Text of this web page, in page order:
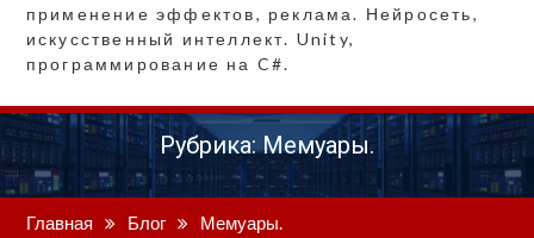
применение эффектов, реклама. Нейросеть,
искусственный интеллект. Unity,
программирование на C#.
Рубрика: Мемуары.
Главная Блог Мемуары.